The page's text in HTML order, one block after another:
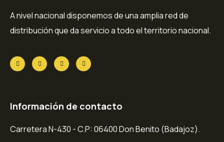
A nivel nacional disponemos de una amplia red de
distribución que da servicio a todo el territorio nacional.
Información de contacto
Carretera N-430 - C.P: 06400 Don Benito (Badajoz).